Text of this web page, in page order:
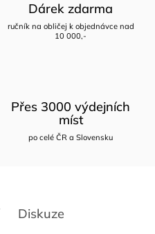
Dárek zdarma
ručník na obličej k objednávce nad
10 000,-
Přes 3000 výdejních
míst
po celé ČR a Slovensku
Diskuze